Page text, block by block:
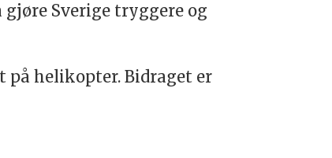
Sverige tryggere og
på helikopter. Bidraget er